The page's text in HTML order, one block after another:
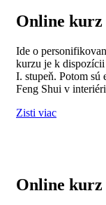
Online kurz
Ide o
kurzu je k dispozícii
I. stupeň. Potom sú
Feng Shui v
Zisti viac
Online kurz